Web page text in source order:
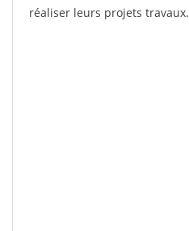
réaliser leurs projets travaux.